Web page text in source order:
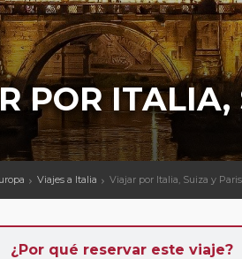
POR ITALIA,
Viajes a Italia Viajar por Italia, Suiza y
¿Por qué reservar este viaje?